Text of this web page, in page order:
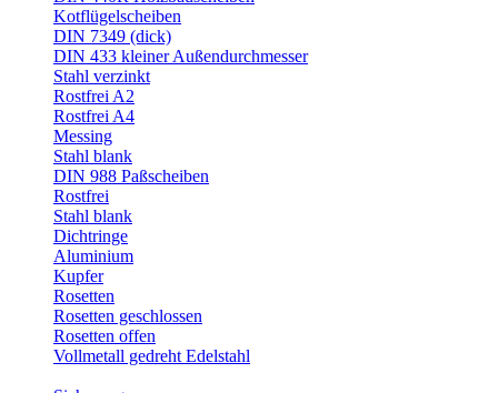
Kotflügelscheiben
DIN 7349 (dick)
DIN 433 kleiner Außendurchmesser
Stahl verzinkt
Rostfrei A2
Rostfrei A4
Messing
Stahl blank
DIN 988 Paßscheiben
Rostfrei
Stahl blank
Dichtringe
Aluminium
Kupfer
Rosetten
Rosetten geschlossen
Rosetten offen
Vollmetall gedreht Edelstahl